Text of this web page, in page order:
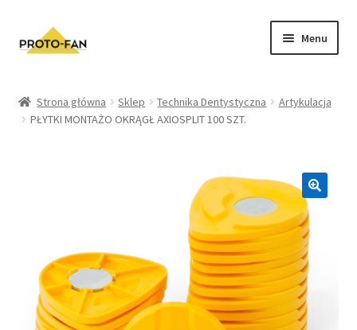
Menu
Kursy Stomatologiczne
Zwroty i Reklamacje
Regulamin sklepu
Strona główna Sklep Technika Dentystyczna
Artykulacja
PŁYTKI MONTAŻO OKRĄGŁ AXIOSPLIT 100 SZT.